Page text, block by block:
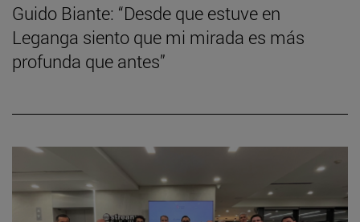
Guido Biante: “Desde que estuve en
Leganga siento que mi mirada es más
profunda que antes”